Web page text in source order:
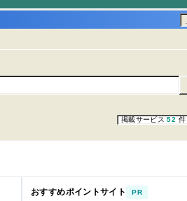
掲載サービス52 件
おすすめポイントサイト PR